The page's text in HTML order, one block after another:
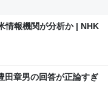
情報機関が分析か | NHK
田章男の回答が正論すぎ